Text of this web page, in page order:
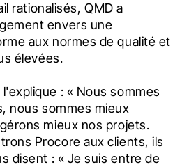
rationalisés, QMD a
envers une
aux normes de qualité et
élevées.
: « Nous sommes
nous sommes mieux
mieux nos projets.
Procore aux clients, ils
disent : « Je suis entre de